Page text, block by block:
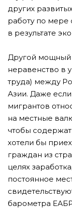
других
работу по мере
в результате
Другой мощный
неравенство в
труда) между
Азии. Даже
мигрантов
на местные
чтобы
хотели бы
граждан из
целях
постоянное
барометра